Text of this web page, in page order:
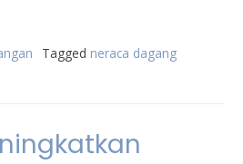
Tagged neraca dagang